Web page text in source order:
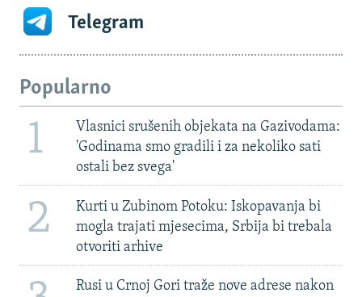
Telegram
Popularno
1
Vlasnici srušenih objekata na Gazivodama:
'Godinama smo gradili i za nekoliko sati
ostali bez svega'
2
Kurti u Zubinom Potoku: Iskopavanja bi
mogla trajati mjesecima, Srbija bi trebala
otvoriti arhive
Rusi u Crnoj Gori traže nove adrese nakon